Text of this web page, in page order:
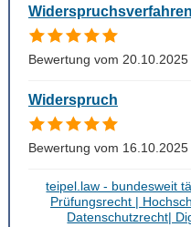
Bewertung vom 20.10.2025
Widerspruch
Bewertung vom 16.10.2025
teipel.law - bundesweit
Prüfungsrecht |
Datenschutzrecht|